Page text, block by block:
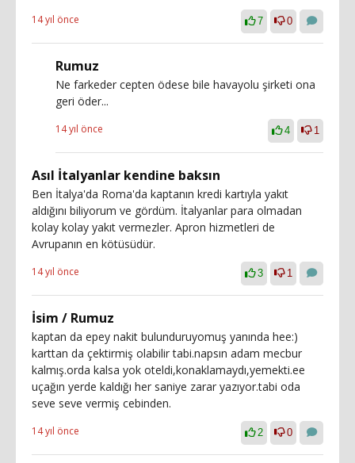
14 yıl önce 7 0
Rumuz
Ne farkeder cepten ödese bile havayolu şirketi ona
geri öder...
14 yıl önce 4 1
Asıl İtalyanlar kendine baksın
Ben İtalya'da Roma'da kaptanın kredi kartıyla yakıt
aldığını biliyorum ve gördüm. İtalyanlar para olmadan
kolay kolay yakıt vermezler. Apron hizmetleri de
Avrupanın en kötüsüdür.
14 yıl önce 3 1
İsim / Rumuz
kaptan da epey nakit bulunduruyomuş yanında hee:)
karttan da çektirmiş olabilir tabi.napsın adam mecbur
kalmış.orda kalsa yok oteldi,konaklamaydı,yemekti.ee
uçağın yerde kaldığı her saniye zarar yazıyor.tabi oda
seve seve vermiş cebinden.
14 yıl önce 2 0